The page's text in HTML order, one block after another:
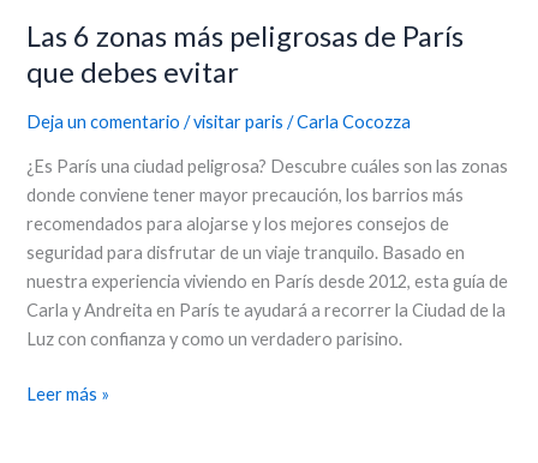
Las 6 zonas más peligrosas de París
que debes evitar
Deja un comentario /visitar paris /Carla Cocozza
¿Es París una ciudad peligrosa? Descubre cuáles son las zonas
donde conviene tener mayor precaución, los barrios más
recomendados para alojarse y los mejores consejos de
seguridad para disfrutar de un viaje tranquilo. Basado en
nuestra experiencia viviendo en París desde 2012, esta guía de
Carla y Andreita en París te ayudará a recorrer la Ciudad de la
Luz con confianza y como un verdadero parisino.
Leer más »